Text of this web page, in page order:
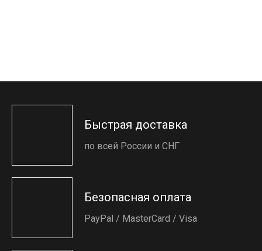
Быстрая доставка
по всей России и СНГ
Безопасная оплата
PayPal / MasterCard / Visa